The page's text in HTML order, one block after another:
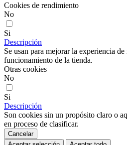
Cookies de rendimiento
No
Si
Descripción
Se usan para mejorar la experiencia
funcionamiento de la tienda.
Otras cookies
No
Si
Descripción
Son cookies sin un propósito claro o
en proceso de clasificar.
Cancelar